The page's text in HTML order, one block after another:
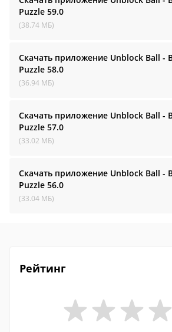
Puzzle 59.0
(38.74 МБ)
Скачать приложение Unblock Ball -
Puzzle 58.0
(36.94 МБ)
Скачать приложение Unblock Ball -
Puzzle 57.0
(33.02 МБ)
Скачать приложение Unblock Ball -
Puzzle 56.0
(33.04 МБ)
Рейтинг